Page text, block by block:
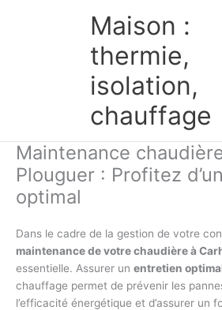
Maison :
thermie,
isolation,
chauffage
Maintenance
Plouguer : Profitez
optimal
Dans le cadre de la gestion de votre
maintenance de votre chaudière à
essentielle. Assurer un entretien
chauffage permet de prévenir les
l’efficacité énergétique et d’assurer un